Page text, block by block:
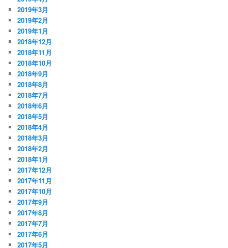
2019年3月
2019年2月
2019年1月
2018年12月
2018年11月
2018年10月
2018年9月
2018年8月
2018年7月
2018年6月
2018年5月
2018年4月
2018年3月
2018年2月
2018年1月
2017年12月
2017年11月
2017年10月
2017年9月
2017年8月
2017年7月
2017年6月
2017年5月